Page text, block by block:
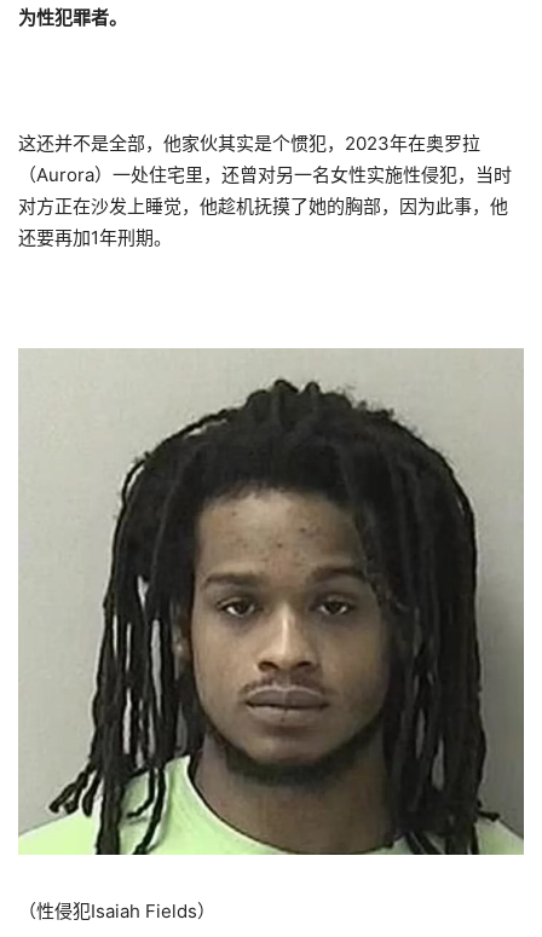
为性犯罪者。
这还并不是全部，他家伙其实是个惯犯，2023年在奥罗拉
（Aurora）一处住宅里，还曾对另一名女性实施性侵犯，当时
对方正在沙发上睡觉，他趁机抚摸了她的胸部，因为此事，他
还要再加1年刑期。
（性侵犯Isaiah Fields）